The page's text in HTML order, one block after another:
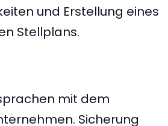
und Erstellung eines
Stellplans.
mit dem
Sicherung